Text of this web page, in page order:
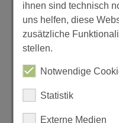
enorm wichtig.
Erstens gut
was die
leisten können.
damit, was man
unserer erwarten
ihnen sind technisch
uns helfen, diese
zusätzliche
stellen.
Notwendige
Statistik
Externe Medien